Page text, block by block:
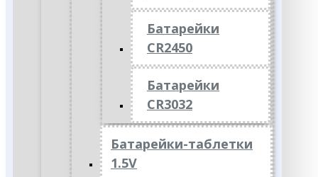
Батарейки
CR2450
Батарейки
CR3032
Батарейки-таблетки
1.5V